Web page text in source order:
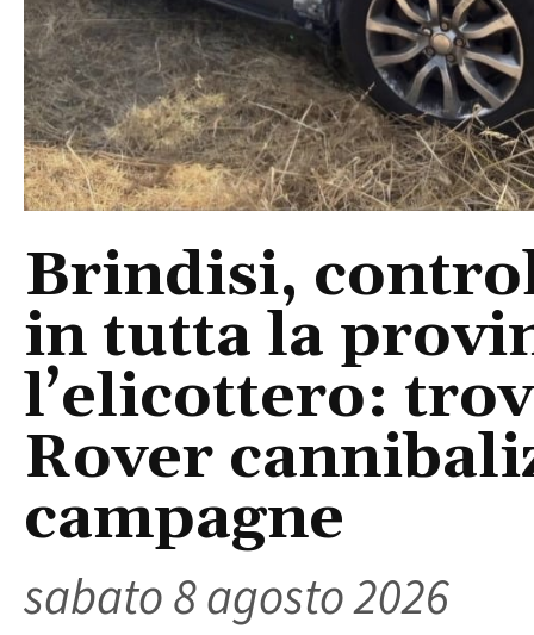
Brindisi,
in tutta la
l’elicottero:
Rover
campagne
sabato 8 agosto 2026